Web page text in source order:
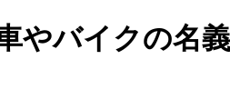
やバイクの名